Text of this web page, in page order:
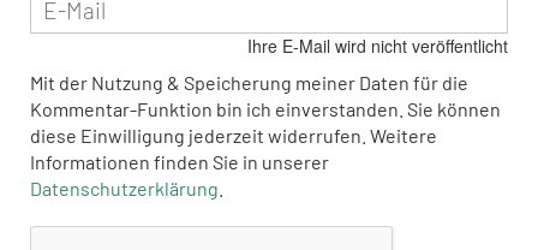
Ihre E-Mail wird nicht veröffentlicht
Mit der Nutzung & Speicherung meiner Daten für die
Kommentar-Funktion bin ich einverstanden. Sie können
diese Einwilligung jederzeit widerrufen. Weitere
Informationen finden Sie in unserer
Datenschutzerklärung